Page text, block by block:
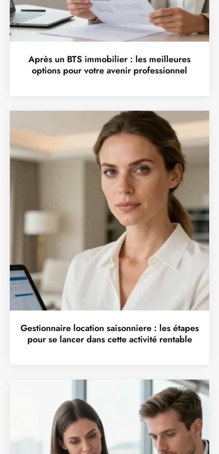
Après un BTS immobilier : les meilleures
options pour votre avenir professionnel
Gestionnaire location saisonniere : les étapes
pour se lancer dans cette activité rentable